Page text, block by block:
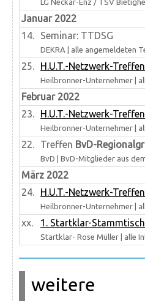
LG Neckar-Enz / TSV
Januar 2022
14.
Seminar: TTDSG
DEKRA | alle angemeldeten
25. H.U.T.-Netzwerk-Treffen
Heilbronner-Unternehmer |
Februar 2022
23.
H.U.T.-Netzwerk-Treffen
Heilbronner-Unternehmer |
22. Treffen BvD-
BvD | BvD-Mitglieder aus
März 2022
24.
H.U.T.-Netzwerk-Treffen
Heilbronner-Unternehmer |
xx. 1. Startklar-
Startklar- Rose Müller | alle
weitere